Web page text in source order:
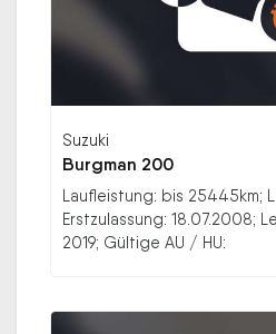
Suzuki
Burgman 200
Laufleistung: bis 25445km;
Erstzulassung: 18.07.2008;
2019; Gültige AU / HU: